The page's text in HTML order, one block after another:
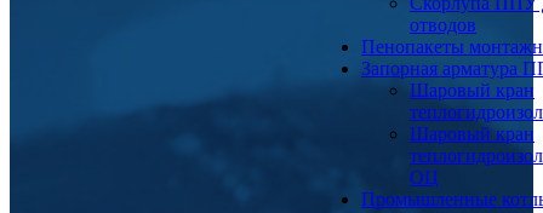
отводов
Пенопакеты
Запорная арматура
Шаровый кран
Шаровый кран
ОЦ
Промышленные